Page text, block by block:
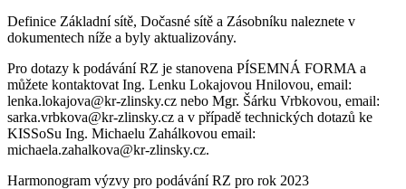
Definice Základní sítě, Dočasné sítě a Zásobníku naleznete v
dokumentech níže a byly aktualizovány.
Pro dotazy k podávání RZ je stanovena PÍSEMNÁ FORMA a
můžete kontaktovat Ing. Lenku Lokajovou Hnilovou, email:
lenka.lokajova@kr-zlinsky.cz nebo Mgr. Šárku Vrbkovou, email:
sarka.vrbkova@kr-zlinsky.cz a v případě technických dotazů ke
KISSoSu Ing. Michaelu Zahálkovou email:
michaela.zahalkova@kr-zlinsky.cz.
Harmonogram výzvy pro podávání RZ pro rok 2023